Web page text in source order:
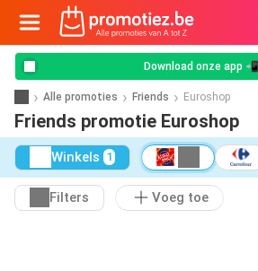
Download onze app 📲
Alle promoties Friends Euroshop
Friends promotie Euroshop
Winkels 1
Filters Voeg toe